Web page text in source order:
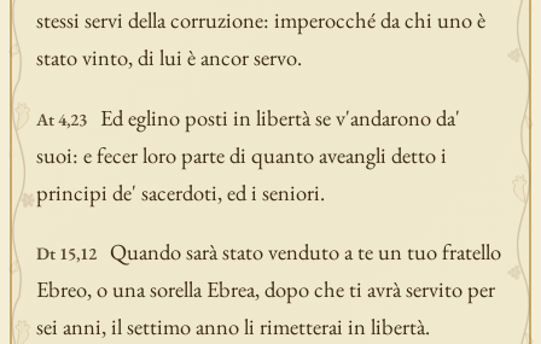
stessi servi della corruzione: imperocché da chi uno è
stato vinto, di lui è ancor servo.
At 4,23
Ed eglino posti in libertà se v'andarono da'
suoi: e fecer loro parte di quanto aveangli detto i
principi de' sacerdoti, ed i seniori.
Dt 15,12
Quando sarà stato venduto a te un tuo fratello
Ebreo, o una sorella Ebrea, dopo che ti avrà servito per
sei anni, il settimo anno li rimetterai in libertà.